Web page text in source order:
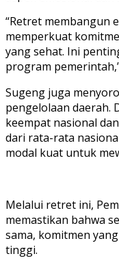
“Retret membangun
memperkuat
yang sehat. Ini
program
Sugeng juga
pengelolaan daerah.
keempat nasional
dari rata-rata
modal kuat untuk
Melalui retret ini,
memastikan bahwa
sama, komitmen
tinggi.